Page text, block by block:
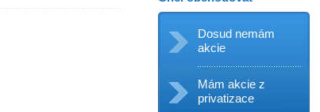
Dosud nemám
akcie
Mám akcie z
privatizace